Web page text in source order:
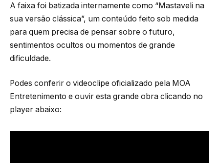
A faixa foi batizada internamente como “Mastaveli na
sua versão clássica”, um conteúdo feito sob medida
para quem precisa de pensar sobre o futuro,
sentimentos ocultos ou momentos de grande
dificuldade.
Podes conferir o videoclipe oficializado pela MOA
Entretenimento e ouvir esta grande obra clicando no
player abaixo: